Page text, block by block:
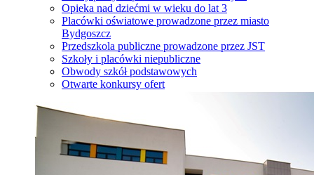
Opieka nad dziećmi w wieku do lat 3
Placówki oświatowe prowadzone przez miasto
Bydgoszcz
Przedszkola publiczne prowadzone przez JST
Szkoły i placówki niepubliczne
Obwody szkół podstawowych
Otwarte konkursy ofert